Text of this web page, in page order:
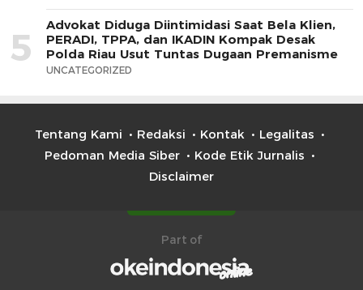
5
Advokat Diduga Diintimidasi Saat Bela Klien,
PERADI, TPPA, dan IKADIN Kompak Desak
Polda Riau Usut Tuntas Dugaan Premanisme
UNCATEGORIZED
Tentang Kami Redaksi Kontak
Legalitas
Pedoman Media Siber
Kode Etik Jurnalis
Disclaimer
Part of